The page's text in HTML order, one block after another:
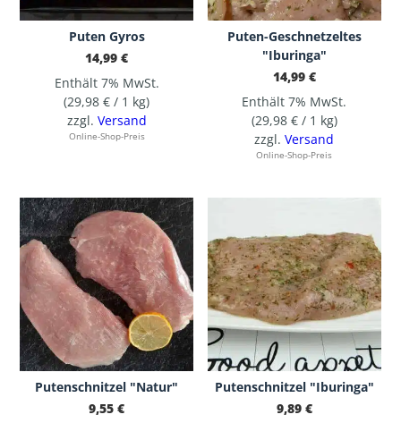
Puten Gyros
14,99€
Enthält 7% MwSt.
(29,98€ / 1 kg)
zzgl. Versand
Online-Shop-Preis
Puten-Geschnetzeltes
"Iburinga"
14,99 €
Enthält 7% MwSt.
(29,98 €/ 1 kg)
zzgl.Versand
Online-Shop-Preis
Putenschnitzel "Natur"
9,55€
Putenschnitzel "Iburinga"
9,89 €